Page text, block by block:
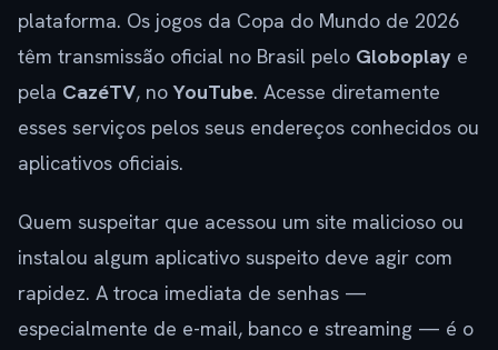
plataforma. Os jogos da Copa do Mundo de 2026
têm transmissão oficial no Brasil pelo Globoplay e
pela CazéTV, noYouTube. Acesse diretamente
esses serviços pelos seus endereços conhecidos ou
aplicativos oficiais.
Quem suspeitar que acessou um site malicioso ou
instalou algum aplicativo suspeito deve agir com
rapidez. A troca imediata de senhas —
especialmente de e-mail, banco e streaming — é o